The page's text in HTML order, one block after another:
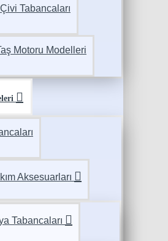
Tabancaları
Motoru Modelleri
Aksesuarları
Tabancaları